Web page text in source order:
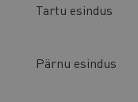
Tartu esindus
Pärnu esindus